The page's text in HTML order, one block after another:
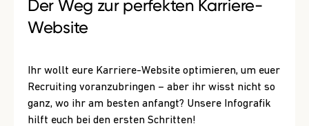
Der Weg zur perfekten Karriere-
Website
Ihr wollt eure Karriere-Website optimieren, um euer
Recruiting voranzubringen – aber ihr wisst nicht so
ganz, wo ihr am besten anfangt? Unsere Infografik
hilft euch bei den ersten Schritten!